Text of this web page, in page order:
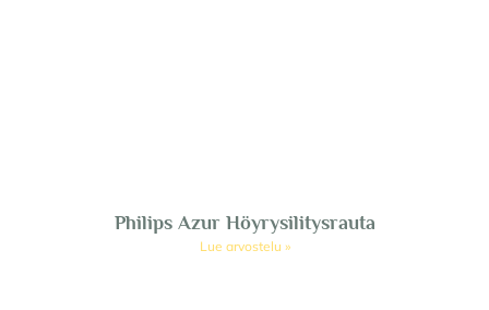
Philips Azur Höyrysilitysrauta
Lue arvostelu »